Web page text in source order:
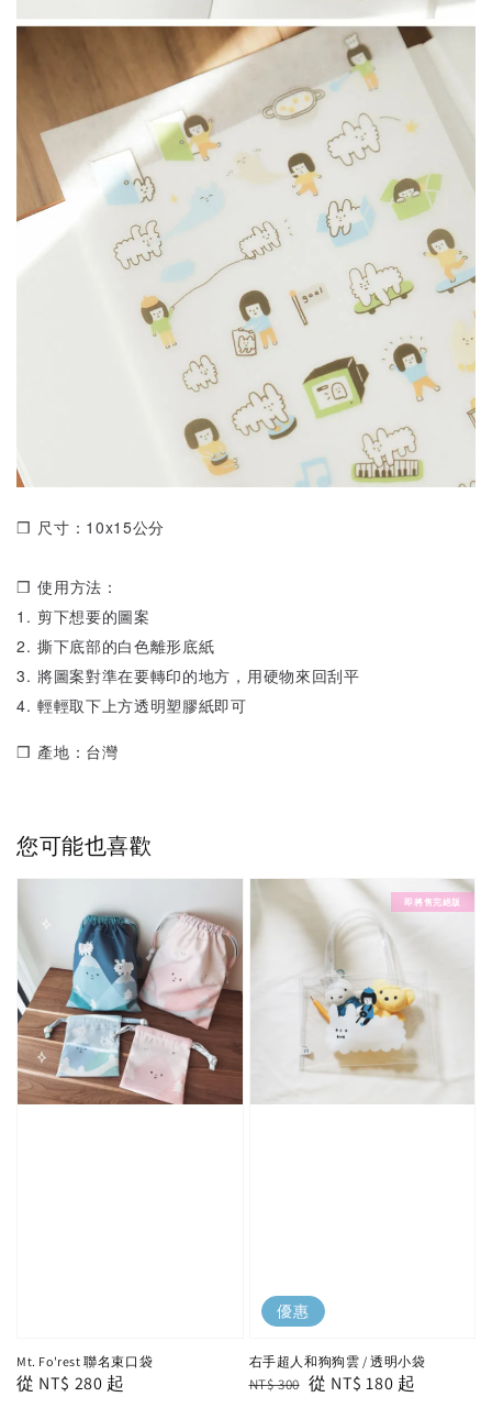
❒ 尺寸：10x15公分
❒ 使用方法：
1. 剪下想要的圖案
2. 撕下底部的白色離形底紙
3. 將圖案對準在要轉印的地方，用硬物來回刮平
4. 輕輕取下上方透明塑膠紙即可
❒ 產地： 台灣
您可能也喜歡
Mt. Fo'rest 聯名束口袋
Regular
從 NT$ 280 起
優惠
即將售完絕版
右手超人和狗狗雲 / 透明小袋
Regular
NT$ 300 Sale
從 NT$ 180 起